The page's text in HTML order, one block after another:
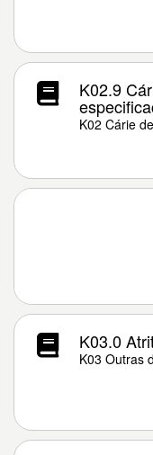
K02.9
K02 Cárie
K03.0
K03 Outras